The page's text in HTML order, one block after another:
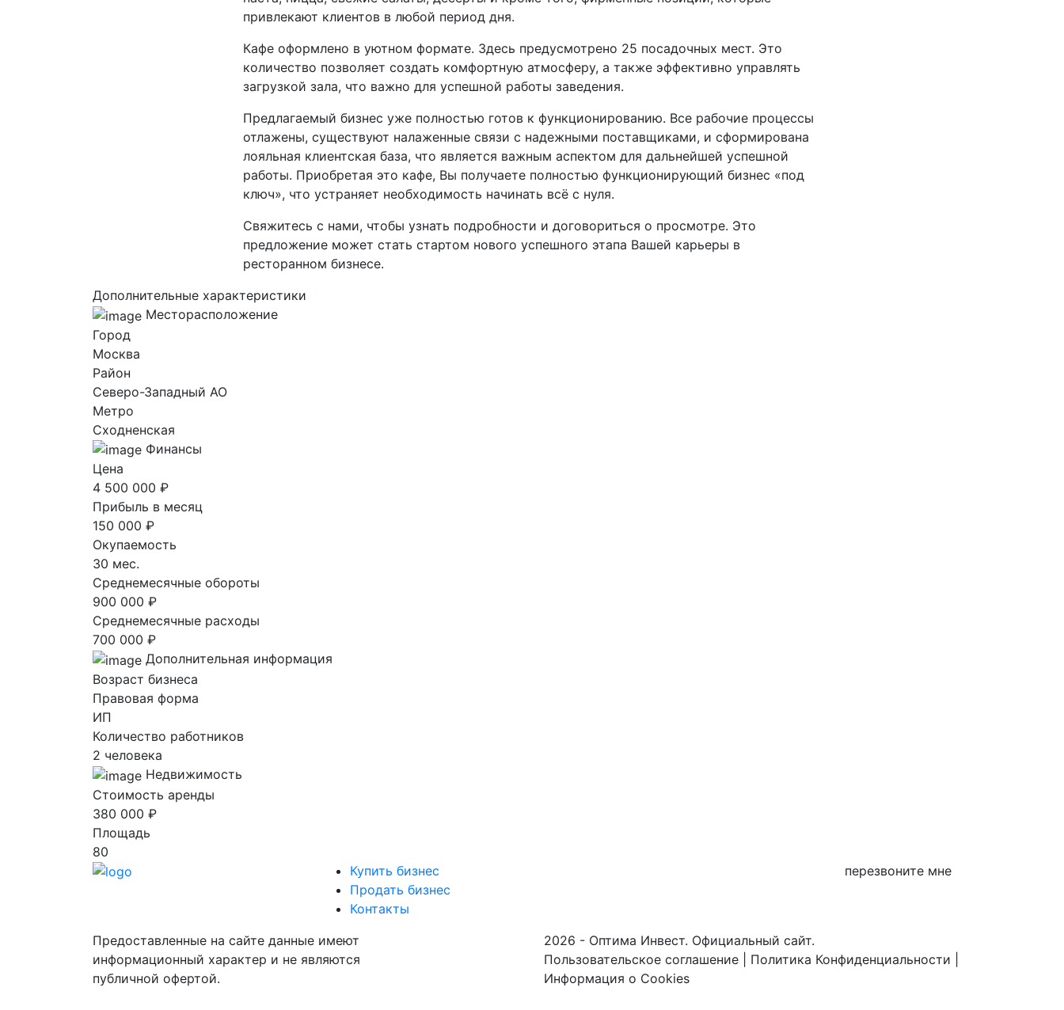
привлекают клиентов в любой период дня.
Кафе оформлено в уютном формате. Здесь предусмотрено 25 посадочных мест. Это
количество позволяет создать комфортную атмосферу, а также эффективно управлять
загрузкой зала, что важно для успешной работы заведения.
Предлагаемый бизнес уже полностью готов к функционированию. Все рабочие процессы
отлажены, существуют налаженные связи с надежными поставщиками, и сформирована
лояльная клиентская база, что является важным аспектом для дальнейшей успешной
работы. Приобретая это кафе, Вы получаете полностью функционирующий бизнес «под
ключ», что устраняет необходимость начинать всё с нуля.
Свяжитесь с нами, чтобы узнать подробности и договориться о просмотре. Это
предложение может стать стартом нового успешного этапа Вашей карьеры в
ресторанном бизнесе.
Дополнительные характеристики
Месторасположение
Город
Москва
Район
Северо-Западный AO
Метро
Сходненская
Финансы
Цена
4 500 000 ₽
Прибыль в месяц
150 000 ₽
Окупаемость
30 мес.
Среднемесячные обороты
900 000 ₽
Среднемесячные расходы
700 000 ₽
Дополнительная информация
Возраст бизнеса
Правовая форма
ИП
Количество работников
2 человека
Недвижимость
Стоимость аренды
380 000 ₽
Площадь
80
Купить бизнес
Продать бизнес
Контакты
перезвоните мне
Предоставленные на сайте данные имеют
информационный характер и не являются
публичной офертой.
2026 - Оптима Инвест. Официальный сайт.
Пользовательское соглашение
Политика Конфиденциальности
Информация о Cookies